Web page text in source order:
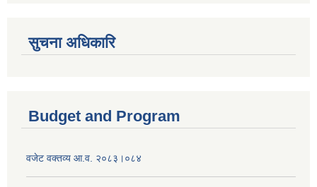
सुचना अधिकारि
Budget and Program
वजेट वक्तव्य आ.व. २०८३।०८४